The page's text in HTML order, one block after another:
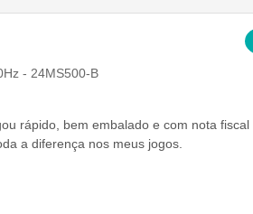
- 24MS500-B
rápido, bem embalado e com nota fiscal
a diferença nos meus jogos.